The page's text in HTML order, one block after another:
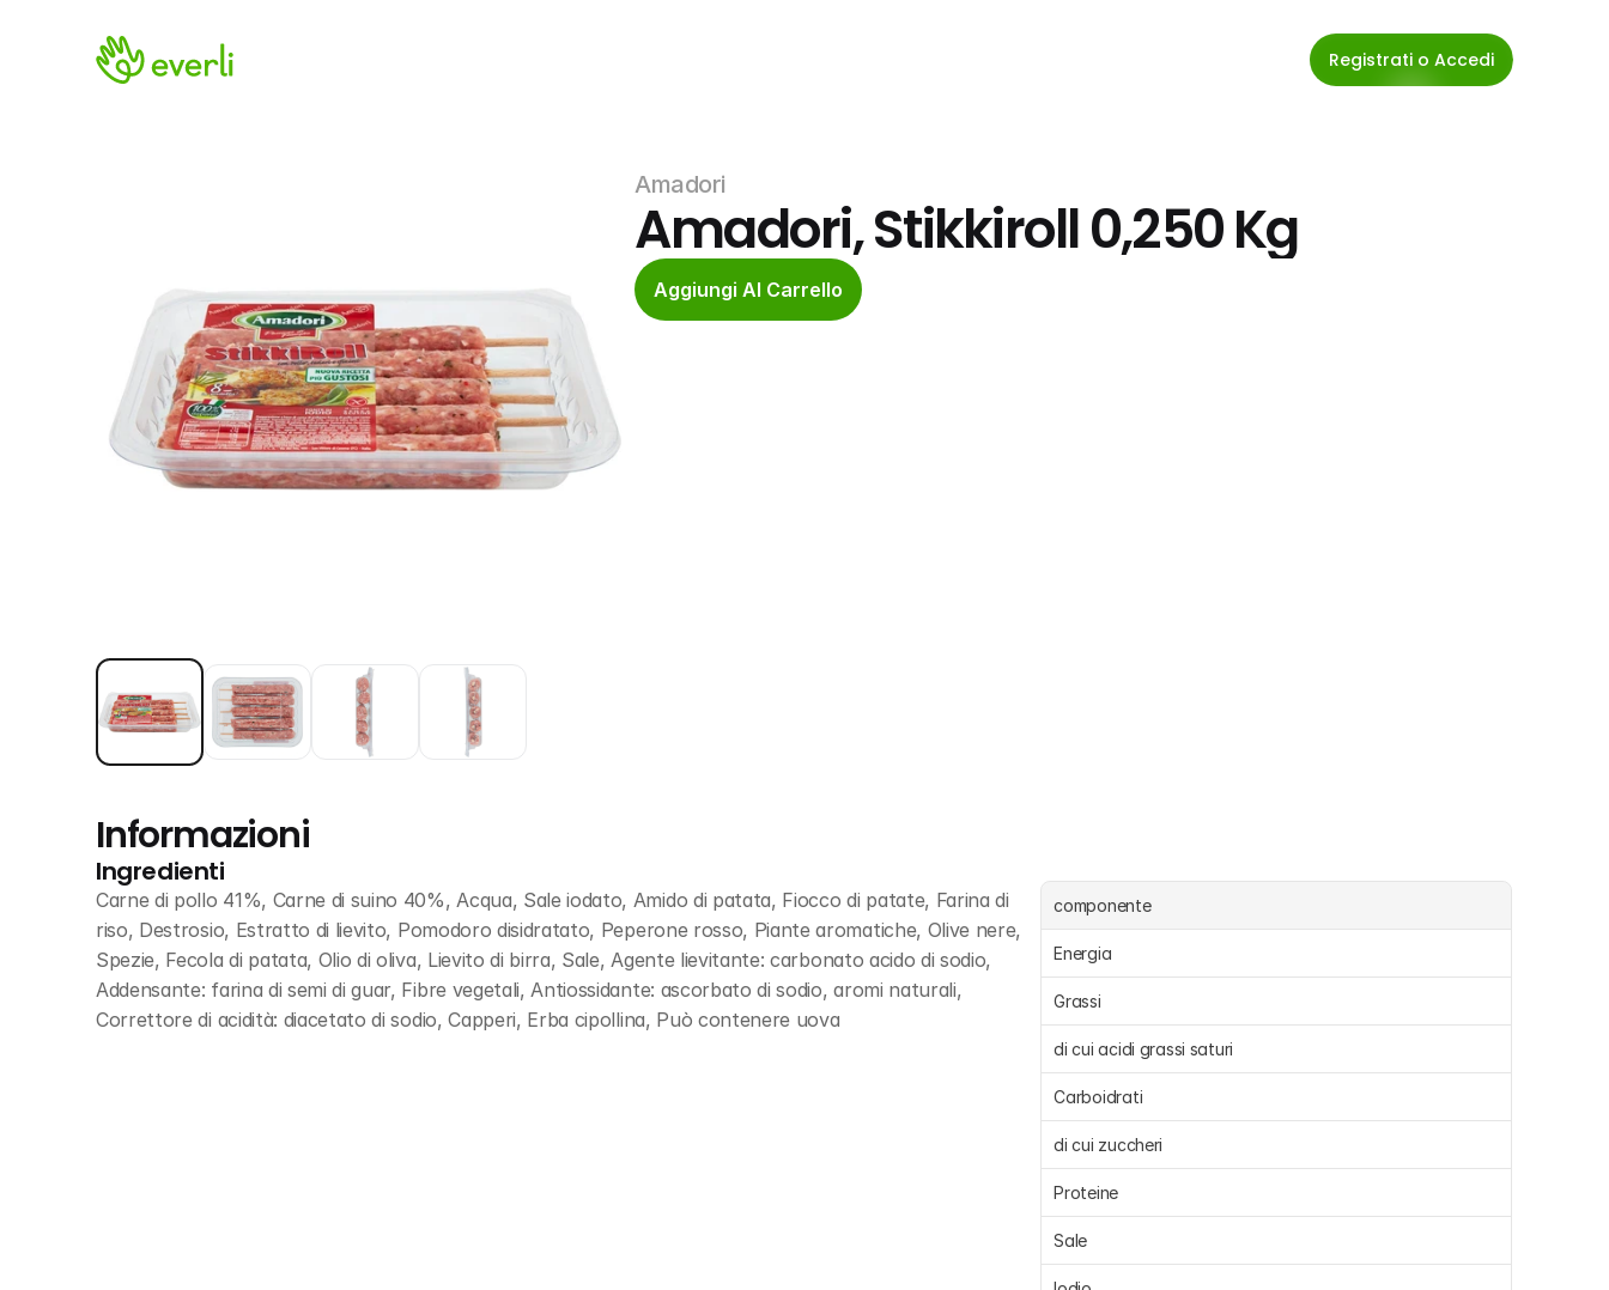
Registrati o Accedi
Amadori
Amadori, Stikkiroll 0,250 Kg
Aggiungi Al Carrello
Informazioni
Ingredienti
Carne di pollo 41%, Carne di suino 40%, Acqua, Sale iodato, Amido di patata, Fiocco di patate, Farina di
riso, Destrosio, Estratto di lievito, Pomodoro disidratato, Peperone rosso, Piante aromatiche, Olive nere,
Spezie, Fecola di patata, Olio di oliva, Lievito di birra, Sale, Agente lievitante: carbonato acido di sodio,
Addensante: farina di semi di guar, Fibre vegetali, Antiossidante: ascorbato di sodio, aromi naturali,
Correttore di acidità: diacetato di sodio, Capperi, Erba cipollina, Può contenere uova
componente
Energia
Grassi
di cui acidi grassi saturi
Carboidrati
di cui zuccheri
Proteine
Sale